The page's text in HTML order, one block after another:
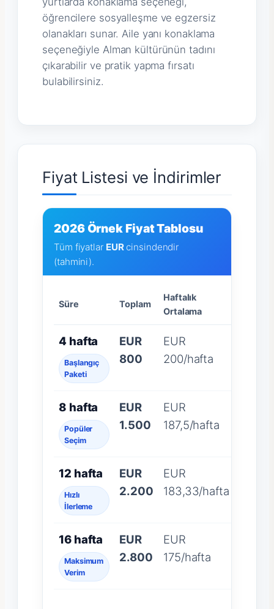
öğrencilere sosyalleşme ve egzersiz
olanakları sunar. Aile yanı konaklama
seçeneğiyle Alman kültürünün tadını
çıkarabilir ve pratik yapma fırsatı
bulabilirsiniz.
Fiyat Listesi ve İndirimler
2026 Örnek Fiyat Tablosu
Tüm fiyatlar EURcinsindendir
(tahmini).
Süre Toplam
Haftalık
Ortalama
4 hafta
Başlangıç
Paketi
EUR
800
EUR
200/hafta
8 hafta
Popüler
Seçim
EUR
1.500
EUR
187,5/hafta
12 hafta
Hızlı
İlerleme
EUR
2.200
EUR
183,33/hafta
16 hafta
Maksimum
Verim
EUR
2.800
EUR
175/hafta